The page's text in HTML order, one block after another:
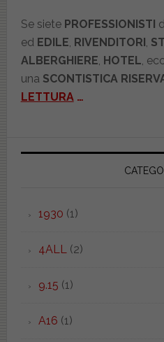
Se siete PROFESSIONISTI
ed EDILE, RIVENDITORI,
ALBERGHIERE, HOTEL,
una SCONTISTICA
LETTURA…
1930 (1)
4ALL(2)
9.15 (1)
A16 (1)